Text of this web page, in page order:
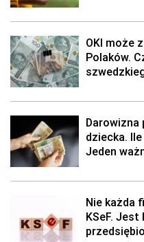
OKI może
Polaków.
Darowizna
dziecka.
Jeden
Nie każda
KSeF.